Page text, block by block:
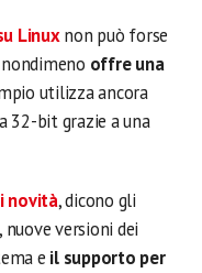
Linuxnon può forse
offre una
utilizza ancora
32-bit grazie a una
novità, dicono gli
versioni dei
e il supporto per